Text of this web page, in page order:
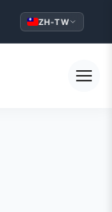
ZH-TW